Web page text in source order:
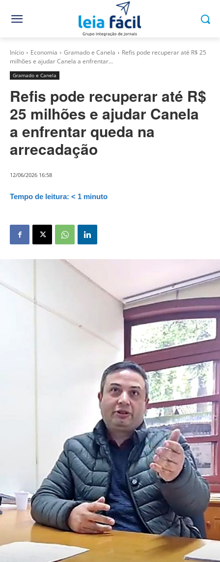
Início Economia Gramado e Canela
Refis pode recuperar até R$ 25
milhões e ajudar Canela a enfrentar...
Gramado e Canela
Refis pode recuperar até R$
25 milhões e ajudar Canela
a enfrentar queda na
arrecadação
12/06/2026 16:58
Tempo de leitura: < 1 minuto